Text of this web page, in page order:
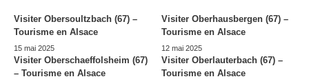
Visiter Obersoultzbach (67) –
Tourisme en Alsace
15 mai 2025
Visiter Oberhausbergen (67) –
Tourisme en Alsace
12 mai 2025
Visiter Oberschaeffolsheim (67)
– Tourisme en Alsace
Visiter Oberlauterbach (67) –
Tourisme en Alsace